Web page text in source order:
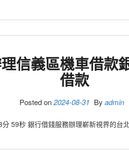
信義區機車借款
借款
Posted on2024-08-31 By admin
59秒 銀行借錢服務辦理嶄新視界的